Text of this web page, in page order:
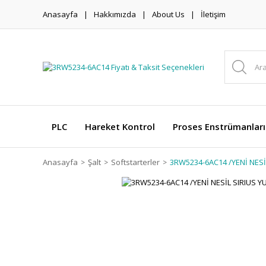
Anasayfa Hakkımızda About Us İletişim
PLC Hareket Kontrol Proses Enstrümanları
Anasayfa Şalt Softstarterler 3RW5234-6AC14 /YENİ